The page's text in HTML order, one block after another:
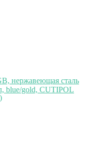
нержавеющая сталь
blue/gold, CUTIPOL